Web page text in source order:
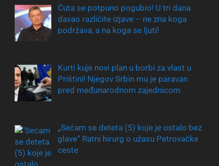
Ćuta se potpuno pogubio! U tri dana
davao različite izjave – ne zna koga
podržava, a na koga se ljuti!
Kurti kuje novi plan u borbi za vlast u
Prištini! Njegov Srbin mu je paravan
pred međunarodnom zajednicom
„Sećam se deteta (5) koje je ostalo bez
glave“ Ratni hirurg o užasu Petrovačke
ceste